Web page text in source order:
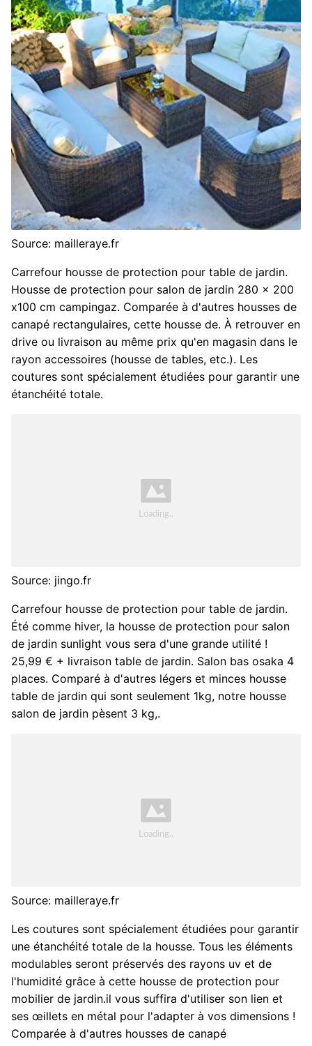
Source: mailleraye.fr
Carrefour housse de protection pour table de jardin.
Housse de protection pour salon de jardin 280 x 200
x100 cm campingaz. Comparée à d'autres housses de
canapé rectangulaires, cette housse de. À retrouver en
drive ou livraison au même prix qu'en magasin dans le
rayon accessoires (housse de tables, etc.). Les
coutures sont spécialement étudiées pour garantir une
étanchéité totale.
Source: jingo.fr
Carrefour housse de protection pour table de jardin.
Été comme hiver, la housse de protection pour salon
de jardin sunlight vous sera d'une grande utilité !
25,99 € + livraison table de jardin. Salon bas osaka 4
places. Comparé à d'autres légers et minces housse
table de jardin qui sont seulement 1kg, notre housse
salon de jardin pèsent 3 kg,.
Source: mailleraye.fr
Les coutures sont spécialement étudiées pour garantir
une étanchéité totale de la housse. Tous les éléments
modulables seront préservés des rayons uv et de
l'humidité grâce à cette housse de protection pour
mobilier de jardin.il vous suffira d'utiliser son lien et
ses œillets en métal pour l'adapter à vos dimensions !
Comparée à d'autres housses de canapé